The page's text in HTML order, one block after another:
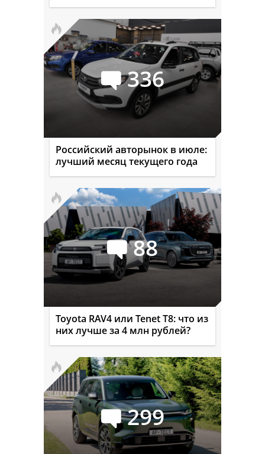
336
Российский авторынок в июле:
лучший месяц текущего года
88
Toyota RAV4 или Tenet T8: что из
них лучше за 4 млн рублей?
299